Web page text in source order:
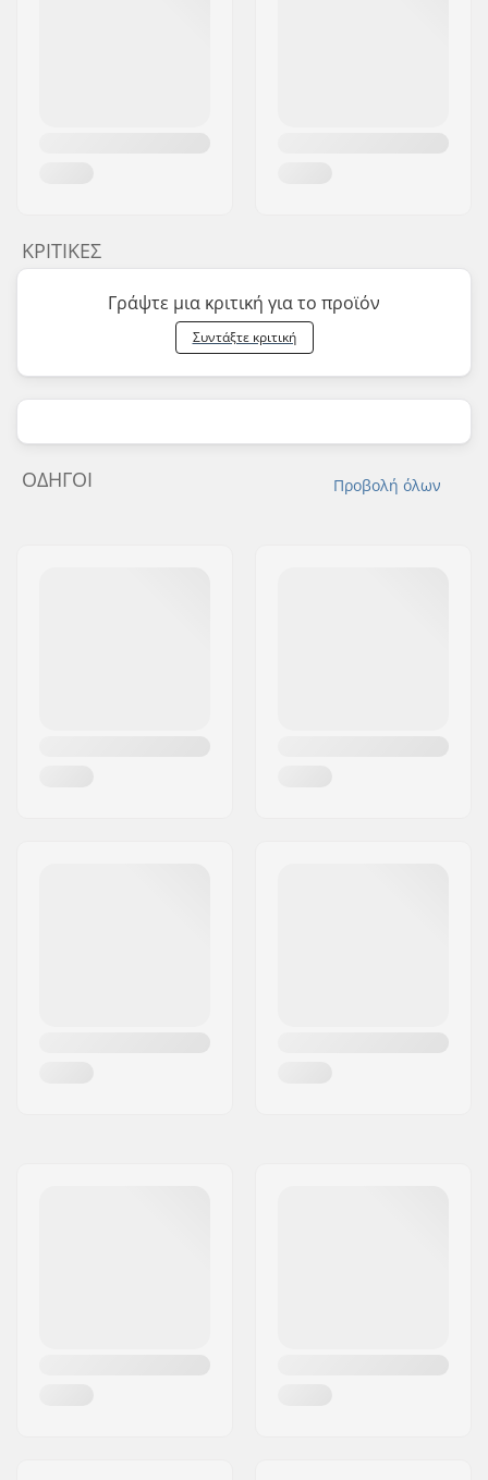
ΚΡΙΤΙΚΈΣ
Γράψτε μια κριτική για το προϊόν
Συντάξτε κριτική
Προβολή όλων
ΟΔΗΓΟΊ